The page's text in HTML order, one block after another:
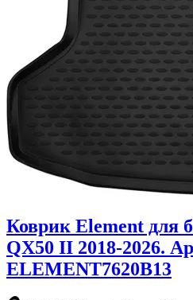
Коврик Element для
QX50 II 2018-2026.
ELEMENT7620B13